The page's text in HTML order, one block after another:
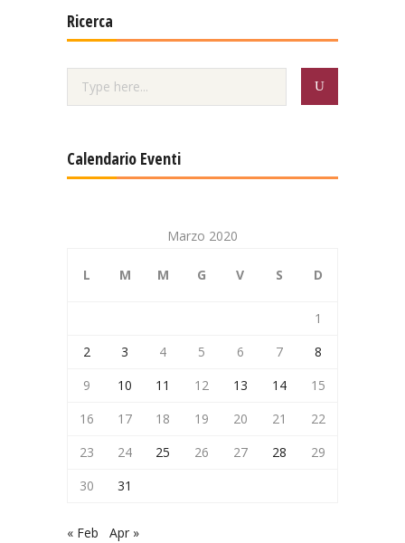
Ricerca
Calendario Eventi
Marzo 2020
L M M G V S D
1
2
3 4 5 6 7
8
9
10 11 12 13 14
15
16
17 18 19 20 21
22
23
24 25 26 27 28
29
30
31
« Feb Apr »